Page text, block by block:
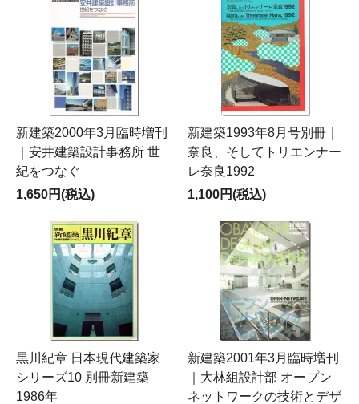
新建築2000年3月臨時増刊
｜安井建築設計事務所 世
紀をつなぐ
1,650円(税込)
新建築1993年8月号別冊｜
奈良、そしてトリエンナー
レ奈良1992
1,100円(税込)
黒川紀章 日本現代建築家
シリーズ10 別冊新建築
1986年
新建築2001年3月臨時増刊
｜大林組設計部 オープン
ネットワークの技術とデザ